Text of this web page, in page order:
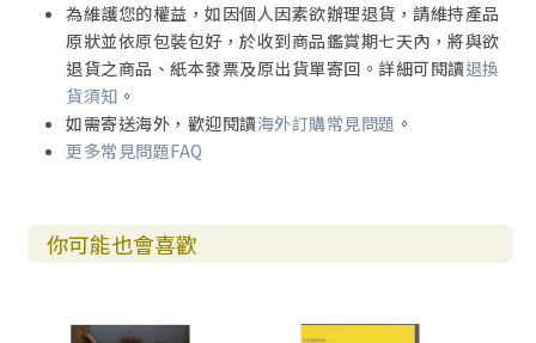
8. 臨終痛苦與「傳教」使命的延續
第八章 聖德蘭修女：關愛心靈貧窮者
1. 進入修會家庭生活：價值觀的模塑過程
2. 在羅雷托的修道日子：洞察赤貧者的苦難
4. 仁愛會的成立與發展：生活在貧窮者當中
5. 德蘭修女面對的批評：超性與世俗視角對壘
8. 一點反思：最後是誰被救贖了
為維護您的權益，如因個人因素欲辦理退貨，請維持產品
原狀並依原包裝包好，於收到商品鑑賞期七天內，將與欲
退貨之商品、紙本發票及原出貨單寄回。詳細可閱讀退換
貨須知 。
如需寄送海外，歡迎閱讀海外訂購常見問題 。
更多常見問題FAQ
你可能也會喜歡